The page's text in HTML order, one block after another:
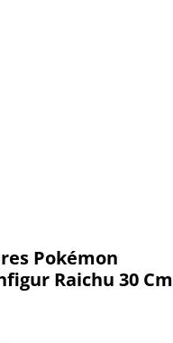
Pokémon
Raichu 30 Cm